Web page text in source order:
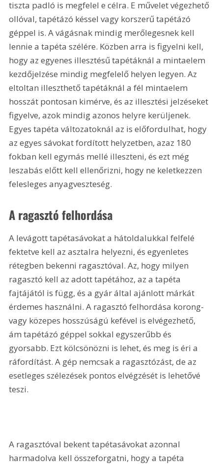
tiszta padló is megfelel e célra. E művelet végezhető
ollóval, tapétázó késsel vagy korszerű tapétázó
géppel is. A vágásnak mindig merőlegesnek kell
lennie a tapéta szélére. Közben arra is figyelni kell,
hogy az egyenes illesztésű tapétáknál a mintaelem
kezdőjelzése mindig megfelelő helyen legyen. Az
eltoltan illeszthető tapétáknál a fél mintaelem
hosszát pontosan kimérve, és az illesztési jelzéseket
figyelve, azok mindig azonos helyre kerüljenek.
Egyes tapéta változatoknál az is előfordulhat, hogy
az egyes sávokat fordított helyzetben, azaz 180
fokban kell egymás mellé illeszteni, és ezt még
leszabás előtt kell ellenőrizni, hogy ne keletkezzen
felesleges anyagveszteség.
A ragasztó felhordása
A levágott tapétasávokat a hátoldalukkal felfelé
fektetve kell az asztalra helyezni, és egyenletes
rétegben bekenni ragasztóval. Az, hogy milyen
ragasztó kell az adott tapétához, az a tapéta
fajtájától is függ, és a gyár által ajánlott márkát
érdemes használni. A ragasztó felhordása korong-
vagy közepes hosszúságú kefével is elvégezhető,
ám tapétázó géppel sokkal egyszerűbb és
gyorsabb. Ezt kölcsönözni is lehet, és meg is éri a
ráfordítást. A gép nemcsak a ragasztózást, de az
esetleges szélezések pontos elvégzését is lehetővé
teszi.
A ragasztóval bekent tapétasávokat azonnal
harmadolva kell összeforgatni, hogy a tapéta